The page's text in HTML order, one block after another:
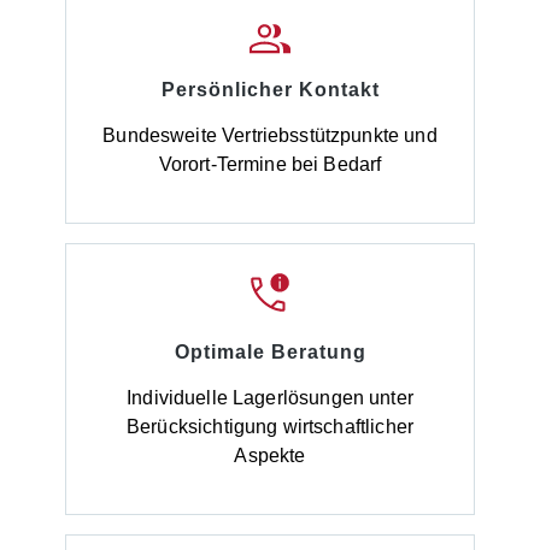
Persönlicher Kontakt
Bundesweite Vertriebsstützpunkte und
Vorort-Termine bei Bedarf
Optimale Beratung
Individuelle Lagerlösungen unter
Berücksichtigung wirtschaftlicher
Aspekte